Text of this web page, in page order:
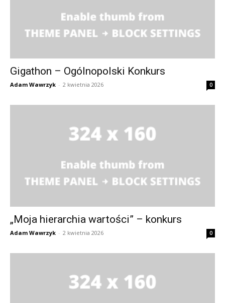
Gigathon – Ogólnopolski Konkurs
Adam Wawrzyk - 2 kwietnia 2026 0
„Moja hierarchia wartości” – konkurs
Adam Wawrzyk - 2 kwietnia 2026 0